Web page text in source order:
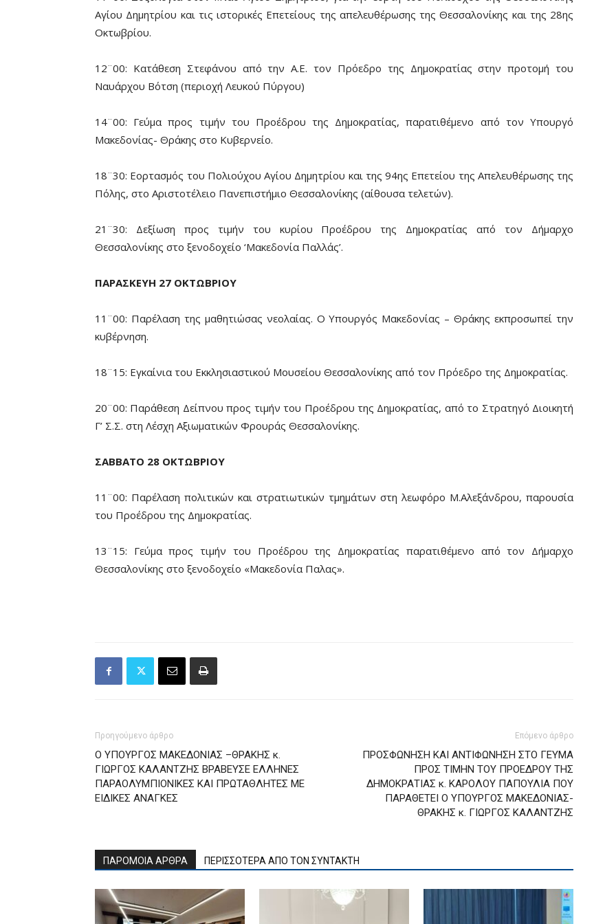
Αγίου Δημητρίου και τις ιστορικές Επετείους της απελευθέρωσης της Θεσσαλονίκης και της 28ης
Οκτωβρίου.
12¨00: Κατάθεση Στεφάνου από την Α.Ε. τον Πρόεδρο της Δημοκρατίας στην προτομή του
Ναυάρχου Βότση (περιοχή Λευκού Πύργου)
14¨00: Γεύμα προς τιμήν του Προέδρου της Δημοκρατίας, παρατιθέμενο από τον Υπουργό
Μακεδονίας- Θράκης στο Κυβερνείο.
18¨30: Εορτασμός του Πολιούχου Αγίου Δημητρίου και της 94ης Επετείου της Απελευθέρωσης της
Πόλης, στο Αριστοτέλειο Πανεπιστήμιο Θεσσαλονίκης (αίθουσα τελετών).
21¨30: Δεξίωση προς τιμήν του κυρίου Προέδρου της Δημοκρατίας από τον Δήμαρχο
Θεσσαλονίκης στο ξενοδοχείο ‘Μακεδονία Παλλάς’.
ΠΑΡΑΣΚΕΥΗ 27 ΟΚΤΩΒΡΙΟΥ
11¨00: Παρέλαση της μαθητιώσας νεολαίας. Ο Υπουργός Μακεδονίας – Θράκης εκπροσωπεί την
κυβέρνηση.
18¨15: Εγκαίνια του Εκκλησιαστικού Μουσείου Θεσσαλονίκης από τον Πρόεδρο της Δημοκρατίας.
20¨00: Παράθεση Δείπνου προς τιμήν του Προέδρου της Δημοκρατίας, από το Στρατηγό Διοικητή
Γ’ Σ.Σ. στη Λέσχη Αξιωματικών Φρουράς Θεσσαλονίκης.
ΣΑΒΒΑΤΟ 28 ΟΚΤΩΒΡΙΟΥ
11¨00: Παρέλαση πολιτικών και στρατιωτικών τμημάτων στη λεωφόρο Μ.Αλεξάνδρου, παρουσία
του Προέδρου της Δημοκρατίας.
13¨15: Γεύμα προς τιμήν του Προέδρου της Δημοκρατίας παρατιθέμενο από τον Δήμαρχο
Θεσσαλονίκης στο ξενοδοχείο «Μακεδονία Παλας».
Προηγούμενο άρθρο
Ο ΥΠΟΥΡΓΟΣ ΜΑΚΕΔΟΝΙΑΣ –ΘΡΑΚΗΣ κ.
ΓΙΩΡΓΟΣ ΚΑΛΑΝΤΖΗΣ ΒΡΑΒΕΥΣΕ ΕΛΛΗΝΕΣ
ΠΑΡΑΟΛΥΜΠΙΟΝΙΚΕΣ ΚΑΙ ΠΡΩΤΑΘΛΗΤΕΣ ΜΕ
ΕΙΔΙΚΕΣ ΑΝΑΓΚΕΣ
Επόμενο άρθρο
ΠΡΟΣΦΩΝΗΣΗ ΚΑΙ ΑΝΤΙΦΩΝΗΣΗ ΣΤΟ ΓΕΥΜΑ
ΠΡΟΣ ΤΙΜΗΝ ΤΟΥ ΠΡΟΕΔΡΟΥ ΤΗΣ
ΔΗΜΟΚΡΑΤΙΑΣ κ. ΚΑΡΟΛΟΥ ΠΑΠΟΥΛΙΑ ΠΟΥ
ΠΑΡΑΘΕΤΕΙ Ο ΥΠΟΥΡΓΟΣ ΜΑΚΕΔΟΝΙΑΣ-
ΘΡΑΚΗΣ κ. ΓΙΩΡΓΟΣ ΚΑΛΑΝΤΖΗΣ
ΠΑΡΟΜΟΙΑ ΑΡΘΡΑ ΠΕΡΙΣΣΟΤΕΡΑ ΑΠΟ ΤΟΝ ΣΥΝΤΑΚΤΗ